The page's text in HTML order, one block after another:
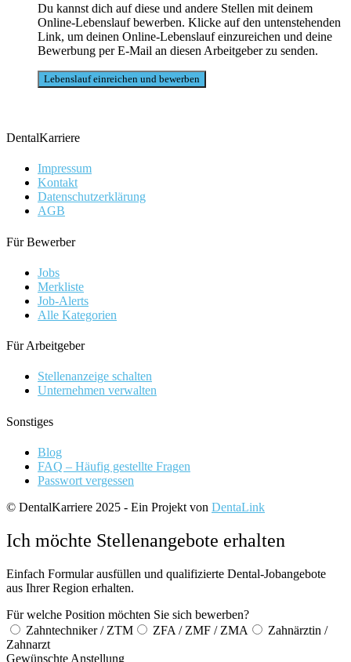
Du kannst dich auf diese und andere Stellen mit deinem
Online-Lebenslauf bewerben. Klicke auf den untenstehenden
Link, um deinen Online-Lebenslauf einzureichen und deine
Bewerbung per E-Mail an diesen Arbeitgeber zu senden.
DentalKarriere
Impressum
Kontakt
Datenschutzerklärung
AGB
Für Bewerber
Jobs
Merkliste
Job-Alerts
Alle Kategorien
Für Arbeitgeber
Stellenanzeige schalten
Unternehmen verwalten
Sonstiges
Blog
FAQ – Häufig gestellte Fragen
Passwort vergessen
© DentalKarriere 2025 - Ein Projekt von DentaLink
Ich möchte Stellenangebote erhalten
Einfach Formular ausfüllen und qualifizierte Dental-Jobangebote
aus Ihrer Region erhalten.
Für welche Position möchten Sie sich bewerben?
Zahntechniker / ZTM
ZFA / ZMF / ZMA
Zahnärztin /
Zahnarzt
Gewünschte Anstellung